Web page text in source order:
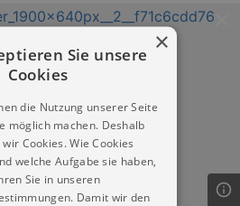
×
Sie unsere
Cookies
die Nutzung unserer Seite
möglich machen. Deshalb
Cookies. Wie Cookies
welche Aufgabe sie haben,
Sie in unseren
Damit wir den